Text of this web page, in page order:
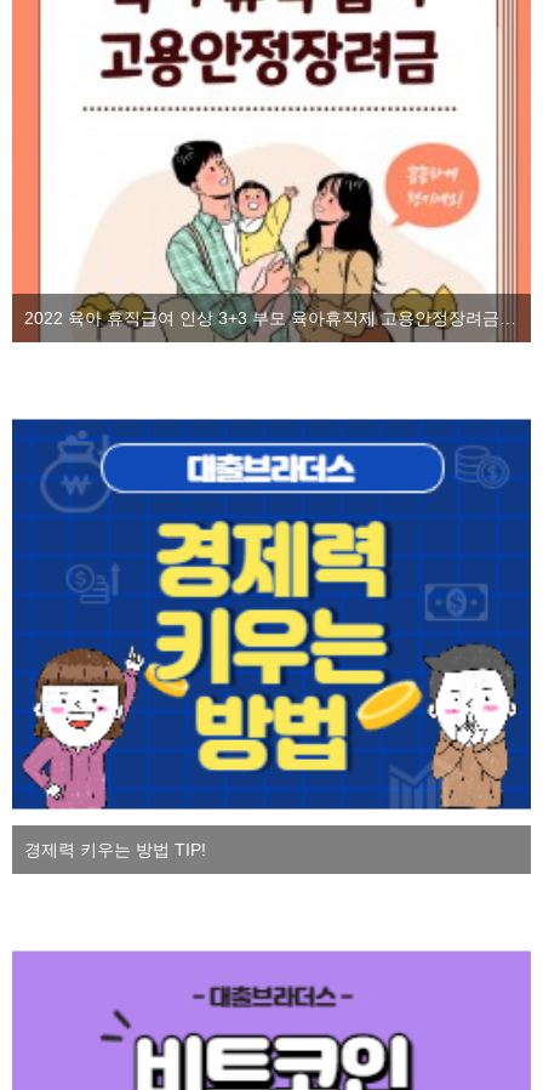
경제력 키우는 방법 TIP!